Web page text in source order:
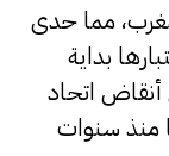
مما حدى
بداية
أنقاض اتحاد
منذ سنوات